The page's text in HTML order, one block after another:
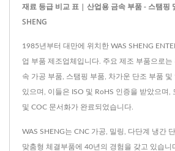
재료 등급 비교 표 | 산업용 금속 부품 - 스탬핑
SHENG
1985년부터 대만에 위치한 WAS SHENG
업 부품 제조업체입니다. 주요 제조 부품으로는
속 가공 부품, 스탬핑 부품, 차가운 단조 부품 및
있으며, 이들은 ISO 및 RoHS 인증을 받았으며,
및 COC 문서화가 완료되었습니다.
WAS SHENG는 CNC 가공, 밀링, 다단계 냉간
맞춤형 체결부품에 40년의 경험을 갖고 있습니